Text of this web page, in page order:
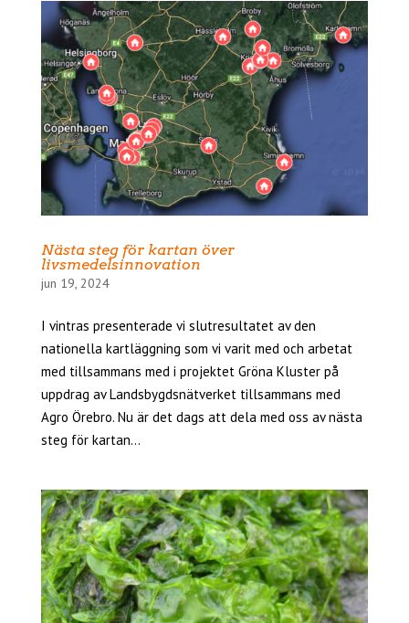
Nästa steg för kartan över
livsmedelsinnovation
jun 19, 2024
I vintras presenterade vi slutresultatet av den
nationella kartläggning som vi varit med och arbetat
med tillsammans med i projektet Gröna Kluster på
uppdrag av Landsbygdsnätverket tillsammans med
Agro Örebro. Nu är det dags att dela med oss av nästa
steg för kartan...